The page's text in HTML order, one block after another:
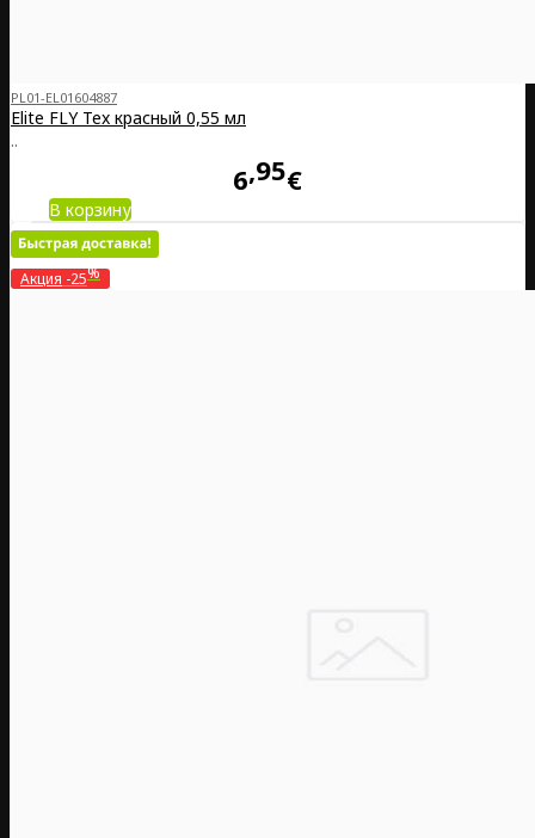
PL01-EL01604887
Elite FLY Tex красный 0,55 мл
..
6 95€
В корзину
Акция -25%